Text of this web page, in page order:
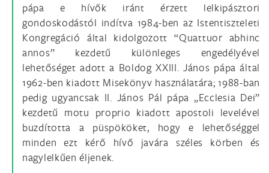
pápa e hívők iránt érzett lelkipásztori
gondoskodástól indítva 1984-ben az Istentiszteleti
Kongregáció által kidolgozott “Quattuor abhinc
annos” kezdetű különleges engedélyével
lehetőséget adott a Boldog XXIII. János pápa által
1962-ben kiadott Misekönyv használatára; 1988-ban
pedig ugyancsak II. János Pál pápa „Ecclesia Dei”
kezdetű motu proprio kiadott apostoli levelével
buzdította a püspököket, hogy e lehetőséggel
minden ezt kérő hívő javára széles körben és
nagylelkűen éljenek.